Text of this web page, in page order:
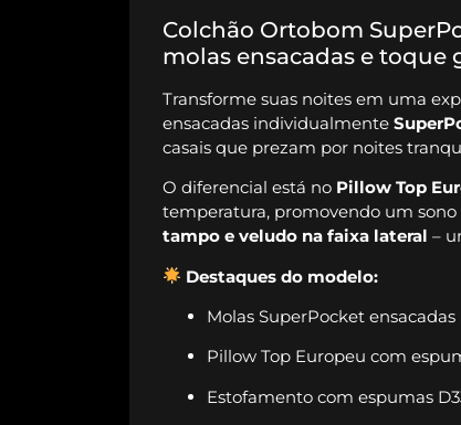
Colchão Ortobom
molas ensacadas e toque
Transforme suas noites em uma
ensacadas individualmente
casais que prezam por noites
O diferencial está no Pillow Top
temperatura, promovendo um
tampo e veludo na faixa lateral –
Destaques do modelo:
Molas SuperPocket
Pillow Top Europeu com
Estofamento com espumas